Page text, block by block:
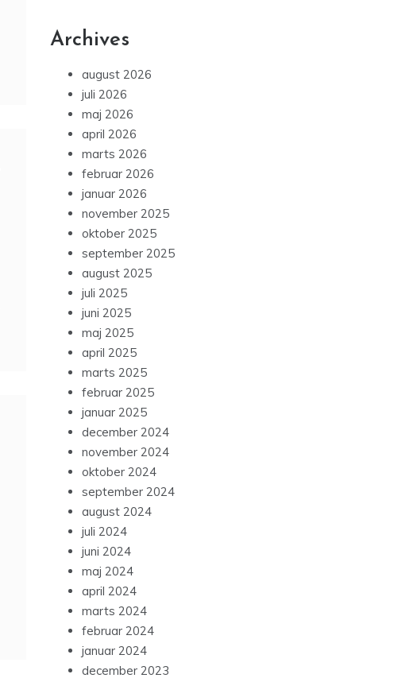
Archives
august 2026
juli 2026
maj 2026
april 2026
marts 2026
februar 2026
januar 2026
november 2025
oktober 2025
september 2025
august 2025
juli 2025
juni 2025
maj 2025
april 2025
marts 2025
februar 2025
januar 2025
december 2024
november 2024
oktober 2024
september 2024
august 2024
juli 2024
juni 2024
maj 2024
april 2024
marts 2024
februar 2024
januar 2024
december 2023